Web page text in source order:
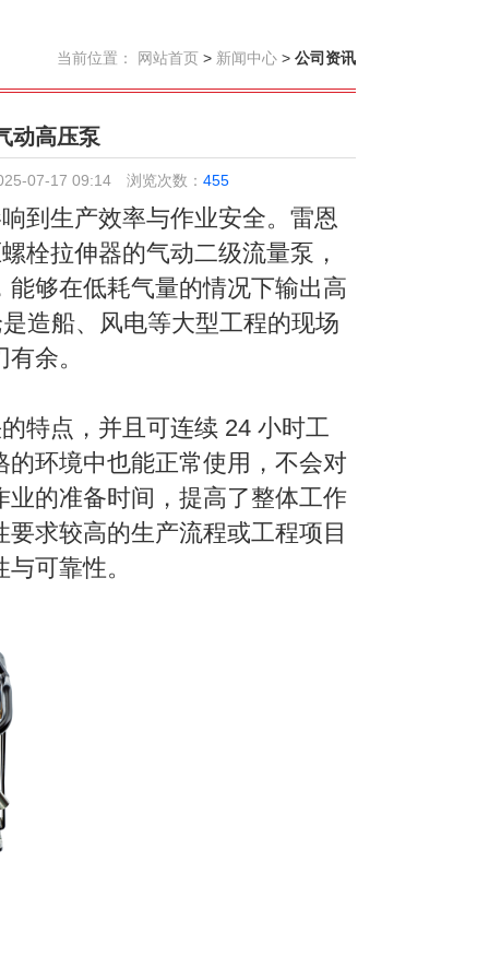
当前位置： 网站首页 > 新闻中心 > 公司资讯
动高压泵
07-17 09:14 浏览次数： 455
到生产效率与作业安全。雷恩
栓拉伸器的气动二级流量泵，
够在低耗气量的情况下输出高
造船、风电等大型工程的现场
余。
点，并且可连续 24 小时工
环境中也能正常使用，不会对
的准备时间，提高了整体工作
求较高的生产流程或工程项目
可靠性。